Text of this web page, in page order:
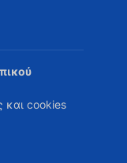
και cookies